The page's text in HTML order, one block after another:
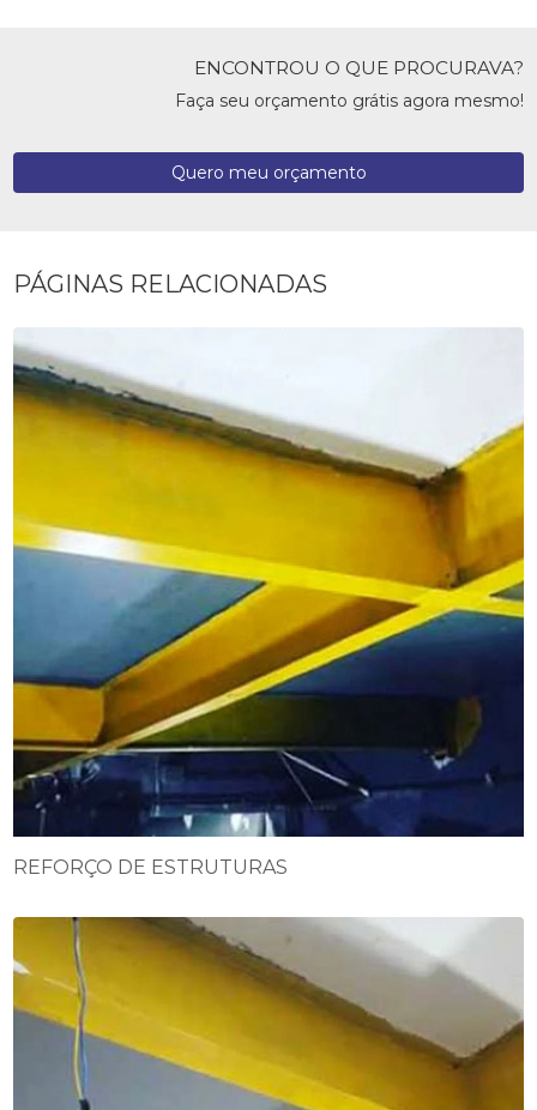
ENCONTROU O QUE PROCURAVA?
Faça seu orçamento grátis agora mesmo!
Quero meu orçamento
PÁGINAS RELACIONADAS
REFORÇO DE ESTRUTURAS